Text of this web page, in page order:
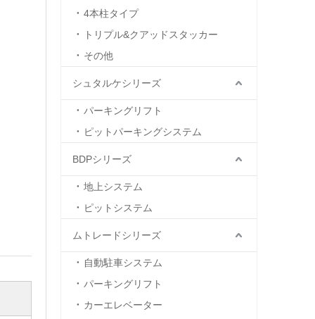
4本柱タイプ
トリプル&クアッドスタッカー
その他
シュタルケシリーズ
パーキングリフト
ピットパーキングシステム
BDPシリーズ
地上システム
ピットシステム
ムトレードシリーズ
自動駐車システム
パーキングリフト
カーエレベーター